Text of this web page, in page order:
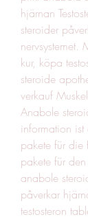
hjärnan
steroider
nervsystemet.
kur, köpa
steroide
verkauf
Anabole
information
pakete für die
pakete für
anabole
påverkar
testosteron